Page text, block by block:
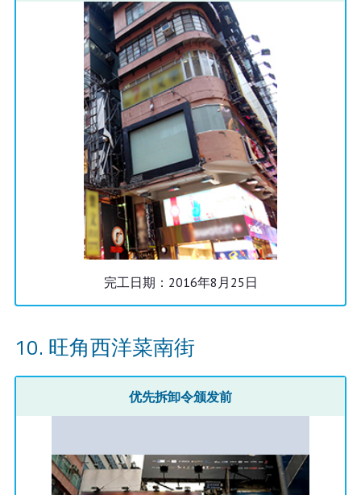
完工日期：2016年8月25日
旺角西洋菜南街
优先拆卸令颁发前